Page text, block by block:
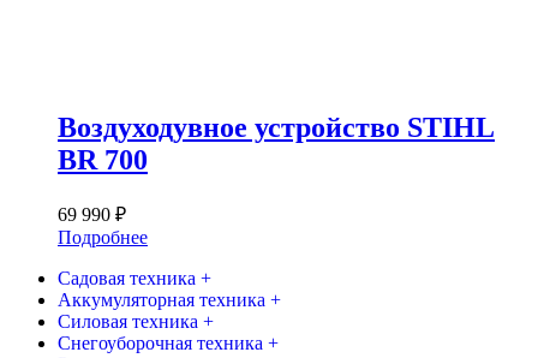
Воздуходувное устройство STIHL
BR 700
69 990 ₽
Подробнее
Садовая техника +
Аккумуляторная техника +
Силовая техника +
Снегоуборочная техника +